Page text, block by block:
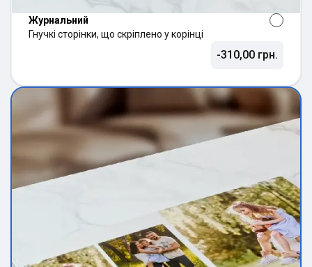
Журнальний
Гнучкі сторінки, що скріплено у корінці
-310,00 грн.